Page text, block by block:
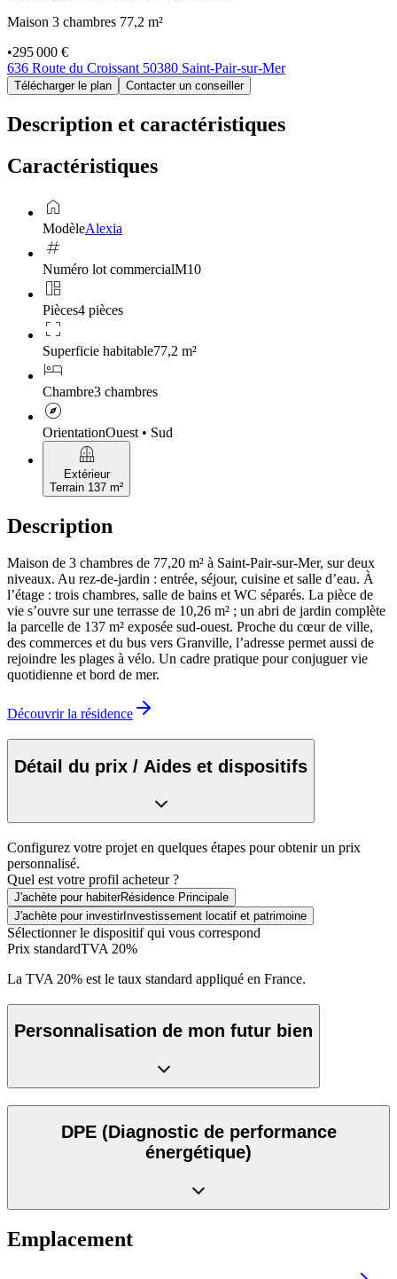
Maison 3 chambres 77,2 m²
•295 000 €
636 Route du Croissant 50380 Saint-Pair-sur-Mer
Télécharger le plan Contacter un conseiller
Description et caractéristiques
Caractéristiques
home
ModèleAlexia
tag
Numéro lot commercialM10
auto_awesome_mosaic
Pièces4 pièces
crop_free
Superficie habitable77,2 m²
hotel
Chambre3 chambres
explore
OrientationOuest • Sud
balcony
Extérieur
Terrain 137 m²
Description
Maison de 3 chambres de 77,20 m² à Saint-Pair-sur-Mer, sur deux
niveaux. Au rez-de-jardin : entrée, séjour, cuisine et salle d’eau. À
l’étage : trois chambres, salle de bains et WC séparés. La pièce de
vie s’ouvre sur une terrasse de 10,26 m² ; un abri de jardin complète
la parcelle de 137 m² exposée sud-ouest. Proche du cœur de ville,
des commerces et du bus vers Granville, l’adresse permet aussi de
rejoindre les plages à vélo. Un cadre pratique pour conjuguer vie
quotidienne et bord de mer.
Découvrir la résidence
Détail du prix / Aides et dispositifs
Configurez votre projet en quelques étapes pour obtenir un prix
personnalisé.
Quel est votre profil acheteur ?
J'achète pour habiterRésidence Principale
J'achète pour investirInvestissement locatif et patrimoine
Sélectionner le dispositif qui vous correspond
Prix standardTVA 20%
La TVA 20% est le taux standard appliqué en France.
Personnalisation de mon futur bien
DPE (Diagnostic de performance
énergétique)
Emplacement